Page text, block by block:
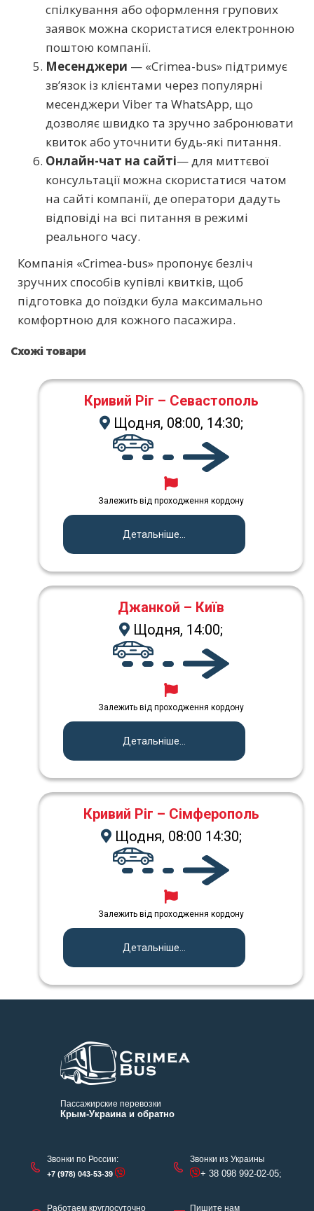
спілкування або оформлення групових
заявок можна скористатися електронною
поштою компанії.
Месенджери — «Crimea-bus» підтримує
зв’язок із клієнтами через популярні
месенджери Viber та WhatsApp, що
дозволяє швидко та зручно забронювати
квиток або уточнити будь-які питання.
Онлайн-чат на сайті— для миттєвої
консультації можна скористатися чатом
на сайті компанії, де оператори дадуть
відповіді на всі питання в режимі
реального часу.
Компанія «Crimea-bus» пропонує безліч
зручних способів купівлі квитків, щоб
підготовка до поїздки була максимально
комфортною для кожного пасажира.
Схожі товари
Кривий Ріг – Севастополь
Щодня, 08:00, 14:30;
Залежить від проходження кордону
Детальніше...
Джанкой – Київ
Щодня, 14:00;
Залежить від проходження кордону
Детальніше...
Кривий Ріг – Сімферополь
Щодня, 08:00 14:30;
Залежить від проходження кордону
Детальніше...
Пассажирские перевозки
Крым-Украина и обратно
Звонки по России:
+7 (978) 043-53-39
Работаем круглосуточно
Звонки из Украины
+ 38 098 992-02-05;
Пишите нам